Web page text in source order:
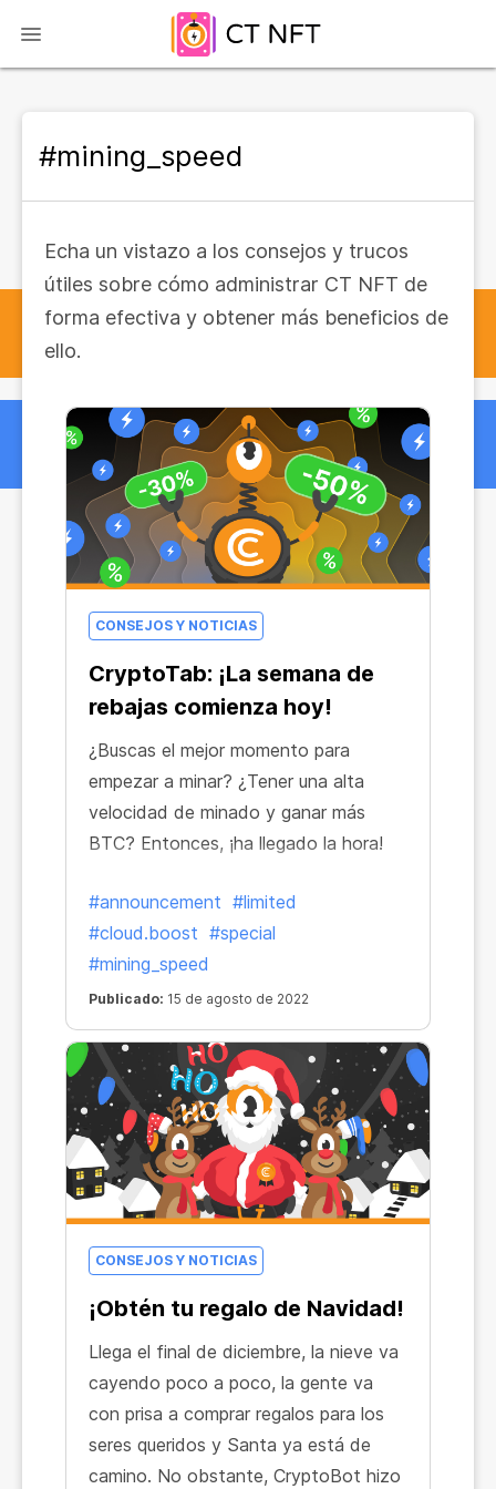
#mining_speed
Echa un vistazo a los consejos y trucos
útiles sobre cómo administrar CT NFT de
forma efectiva y obtener más beneficios de
ello.
CONSEJOS Y NOTICIAS
CryptoTab: ¡La semana de
rebajas comienza hoy!
¿Buscas el mejor momento para
empezar a minar? ¿Tener una alta
velocidad de minado y ganar más
BTC? Entonces, ¡ha llegado la hora!
#announcement #limited
#cloud.boost #special
#mining_speed
Publicado: 15 de agosto de 2022
CONSEJOS Y NOTICIAS
¡Obtén tu regalo de Navidad!
Llega el final de diciembre, la nieve va
cayendo poco a poco, la gente va
con prisa a comprar regalos para los
seres queridos y Santa ya está de
camino. No obstante, CryptoBot hizo